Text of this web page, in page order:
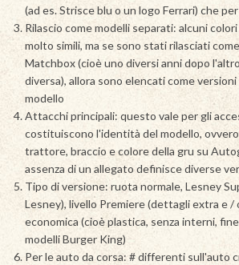
(ad es. Strisce blu o un logo Ferrari) che
Rilascio come modelli separati: alcuni
molto simili, ma se sono stati rilasciati
Matchbox (cioè uno diversi anni dopo
diversa), allora sono elencati come
modello
Attacchi principali: questo vale per gli
costituiscono l'identità del modello, ovvero
trattore, braccio e colore della gru su
assenza di un allegato definisce diverse
Tipo di versione: ruota normale, Lesney
Lesney), livello Premiere (dettagli extra e /
economica (cioè plastica, senza interni,
modelli Burger King)
Per le auto da corsa: # differenti sull'auto